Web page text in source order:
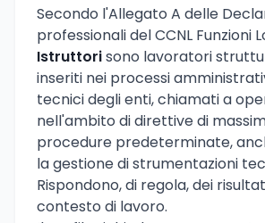
Secondo l'Allegato A delle
professionali del CCNL Funzioni
Istruttorisono lavoratori
inseriti nei processi
tecnici degli enti, chiamati a
nell'ambito di direttive di
procedure predeterminate,
la gestione di strumentazioni
Rispondono, di regola, dei
contesto di lavoro.